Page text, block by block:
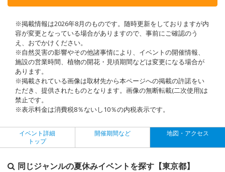
※掲載情報は2026年8月のものです。随時更新をしておりますが内
容が変更となっている場合がありますので、事前にご確認のう
え、おでかけください。
※自然災害の影響やその他諸事情により、イベントの開催情報、
施設の営業時間、植物の開花・見頃期間などは変更になる場合が
あります。
※掲載されている画像は取材先から本ページへの掲載の許諾をい
ただき、提供されたものとなります。画像の無断転載(二次使用)は
禁止です。
※表示料金は消費税8％ないし10％の内税表示です。
イベント詳細
トップ
開催期間など 地図・アクセス
同じジャンルの夏休みイベントを探す【東京都】